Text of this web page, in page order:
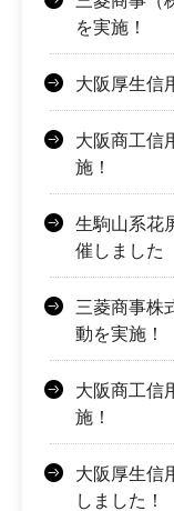
を実施！
大阪厚生信
大阪商工信
施！
生駒山系花
催しました
三菱商事株
動を実施！
大阪商工信
施！
大阪厚生信
しました！